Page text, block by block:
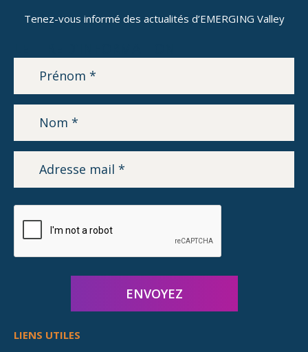
Tenez-vous informé des actualités d’EMERGING Valley
LIENS UTILES